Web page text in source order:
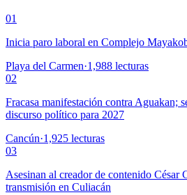
01
Inicia paro laboral en Complejo
Playa del Carmen·1,988 lecturas
02
Fracasa manifestación contra Aguakan;
discurso político para 2027
Cancún·1,925 lecturas
03
Asesinan al creador de contenido César
transmisión en Culiacán